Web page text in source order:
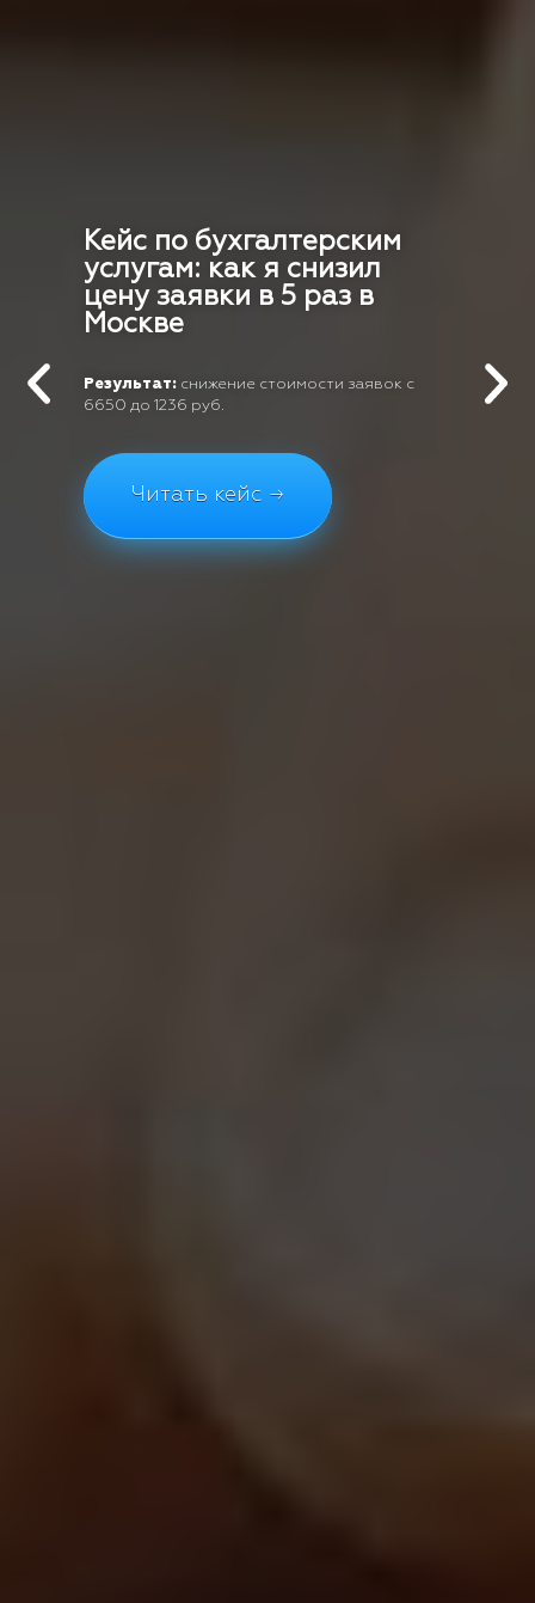
Кейс по бухгалтерским
услугам: как я снизил
цену заявки в 5 раз в
Москве
Результат: снижение стоимости заявок с
6650 до 1236 руб.
Читать кейс →